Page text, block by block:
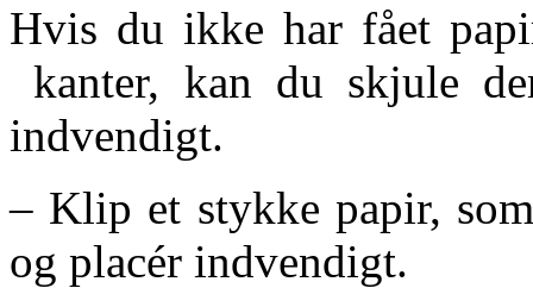
Hvis du ikke har fået
kanter, kan du skjule
indvendigt.
– Klip et stykke papir,
og placér indvendigt.